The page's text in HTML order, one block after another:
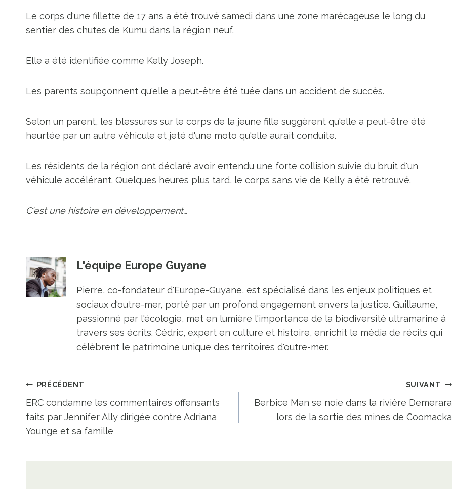
Le corps d'une fillette de 17 ans a été trouvé samedi dans une zone marécageuse le long du
sentier des chutes de Kumu dans la région neuf.
Elle a été identifiée comme Kelly Joseph.
Les parents soupçonnent qu'elle a peut-être été tuée dans un accident de succès.
Selon un parent, les blessures sur le corps de la jeune fille suggèrent qu'elle a peut-être été
heurtée par un autre véhicule et jeté d'une moto qu'elle aurait conduite.
Les résidents de la région ont déclaré avoir entendu une forte collision suivie du bruit d'un
véhicule accélérant. Quelques heures plus tard, le corps sans vie de Kelly a été retrouvé.
C'est une histoire en développement…
L'équipe Europe Guyane
Pierre, co-fondateur d'Europe-Guyane, est spécialisé dans les enjeux politiques et
sociaux d'outre-mer, porté par un profond engagement envers la justice. Guillaume,
passionné par l'écologie, met en lumière l'importance de la biodiversité ultramarine à
travers ses écrits. Cédric, expert en culture et histoire, enrichit le média de récits qui
célèbrent le patrimoine unique des territoires d'outre-mer.
Navigation
de
PRÉCÉDENT
ERC condamne les commentaires offensants
faits par Jennifer Ally dirigée contre Adriana
Younge et sa famille
SUIVANT
Berbice Man se noie dans la rivière Demerara
lors de la sortie des mines de Coomacka